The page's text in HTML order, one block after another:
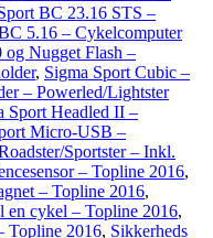
BC 23.16 STS –
5.16 – Cykelcomputer
og Nugget Flash –
, Sigma Sport Cubic –
– Powerled/Lightster
Sport Headled II –
Micro-USB –
Sportster – Inkl.
– Topline 2016,
– Topline 2016,
en cykel – Topline 2016,
Topline 2016, Sikkerheds